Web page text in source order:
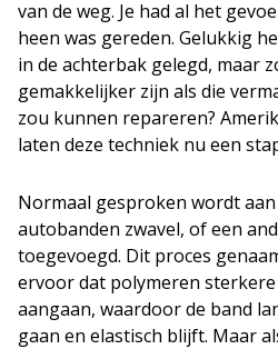
van de weg. Je had al het
heen was gereden. Gelukkig
in de achterbak gelegd, maar
gemakkelijker zijn als die
zou kunnen repareren?
laten deze techniek nu een
Normaal gesproken wordt
autobanden zwavel, of een
toegevoegd. Dit proces
ervoor dat polymeren
aangaan, waardoor de band
gaan en elastisch blijft. Maar